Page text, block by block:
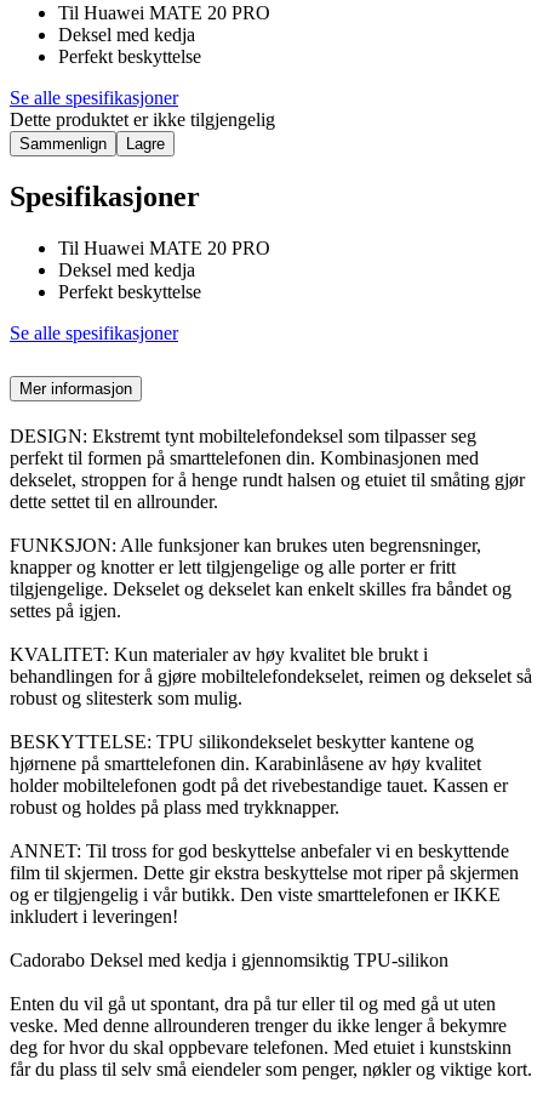
Til Huawei MATE 20 PRO
Deksel med kedja
Perfekt beskyttelse
Se alle spesifikasjoner
Dette produktet er ikke tilgjengelig
Sammenlign Lagre
Spesifikasjoner
Til Huawei MATE 20 PRO
Deksel med kedja
Perfekt beskyttelse
Se alle spesifikasjoner
Mer informasjon
DESIGN: Ekstremt tynt mobiltelefondeksel som tilpasser seg
perfekt til formen på smarttelefonen din. Kombinasjonen med
dekselet, stroppen for å henge rundt halsen og etuiet til småting gjør
dette settet til en allrounder.
FUNKSJON: Alle funksjoner kan brukes uten begrensninger,
knapper og knotter er lett tilgjengelige og alle porter er fritt
tilgjengelige. Dekselet og dekselet kan enkelt skilles fra båndet og
settes på igjen.
KVALITET: Kun materialer av høy kvalitet ble brukt i
behandlingen for å gjøre mobiltelefondekselet, reimen og dekselet så
robust og slitesterk som mulig.
BESKYTTELSE: TPU silikondekselet beskytter kantene og
hjørnene på smarttelefonen din. Karabinlåsene av høy kvalitet
holder mobiltelefonen godt på det rivebestandige tauet. Kassen er
robust og holdes på plass med trykknapper.
ANNET: Til tross for god beskyttelse anbefaler vi en beskyttende
film til skjermen. Dette gir ekstra beskyttelse mot riper på skjermen
og er tilgjengelig i vår butikk. Den viste smarttelefonen er IKKE
inkludert i leveringen!
Cadorabo Deksel med kedja i gjennomsiktig TPU-silikon
Enten du vil gå ut spontant, dra på tur eller til og med gå ut uten
veske. Med denne allrounderen trenger du ikke lenger å bekymre
deg for hvor du skal oppbevare telefonen. Med etuiet i kunstskinn
får du plass til selv små eiendeler som penger, nøkler og viktige kort.